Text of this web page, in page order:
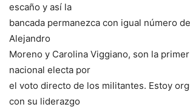
escaño y así la
bancada permanezca con igual número
Alejandro
Moreno y Carolina Viggiano, son la
nacional electa por
el voto directo de los militantes. Estoy
con su liderazgo